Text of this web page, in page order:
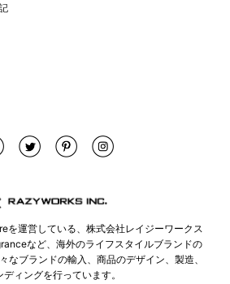
を運営している、株式会社レイジーワークス
など、海外のライフスタイルブランドの
なブランドの輸入、商品のデザイン、製造、
ディングを行っています。